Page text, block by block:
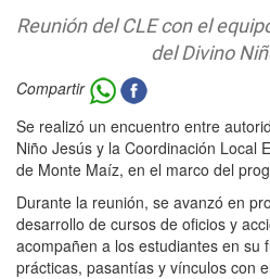
Reunión del CLE con el
del Divino
Compartir
Se realizó un encuentro entre
Niño Jesús y la Coordinación Local
de Monte Maíz, en el marco del
Durante la reunión, se avanzó en
desarrollo de cursos de oficios y
acompañen a los estudiantes en su
prácticas, pasantías y vínculos con